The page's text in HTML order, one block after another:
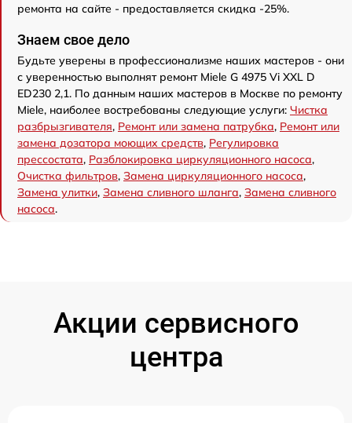
ремонта на сайте - предоставляется скидка -25%.
Знаем свое дело
Будьте уверены в профессионализме наших мастеров - они
с уверенностью выполнят ремонт Miele G 4975 Vi XXL D
ED230 2,1. По данным наших мастеров в Москве по ремонту
Miele, наиболее востребованы следующие услуги: Чистка
разбрызгивателя, Ремонт или замена патрубка, Ремонт или
замена дозатора моющих средств, Регулировка
прессостата, Разблокировка циркуляционного насоса,
Очистка фильтров, Замена циркуляционного насоса,
Замена улитки, Замена сливного шланга, Замена сливного
насоса.
Акции сервисного
центра